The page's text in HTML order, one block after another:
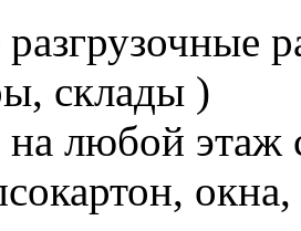
склады )
любой этаж